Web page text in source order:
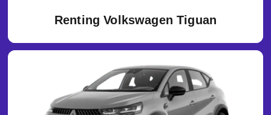
Renting Volkswagen Tiguan